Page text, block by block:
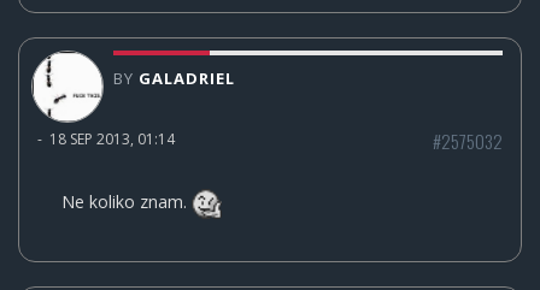
BY GALADRIEL
- 18 SEP 2013, 01:14 #2575032
Ne koliko znam.